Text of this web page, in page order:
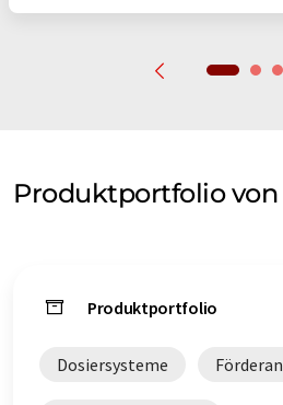
Produktportfolio von
Produktportfolio
Dosiersysteme